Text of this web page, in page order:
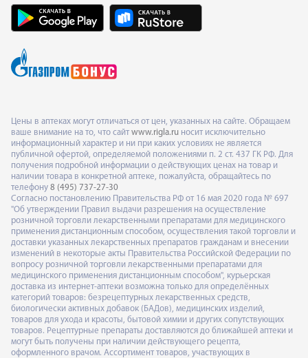
Цены в аптеках могут отличаться от цен, указанных на сайте. Обращаем
ваше внимание на то, что сайт www.rigla.ru носит исключительно
информационный характер и ни при каких условиях не является
публичной офертой, определяемой положениями п. 2 ст. 437 ГК РФ. Для
получения подробной информации о действующих ценах на товар и
наличии товара в конкретной аптеке, пожалуйста, обращайтесь по
телефону 8 (495) 737-27-30
Согласно постановлению Правительства РФ от 16 мая 2020 года № 697
"Об утверждении Правил выдачи разрешения на осуществление
розничной торговли лекарственными препаратами для медицинского
применения дистанционным способом, осуществления такой торговли и
доставки указанных лекарственных препаратов гражданам и внесении
изменений в некоторые акты Правительства Российской Федерации по
вопросу розничной торговли лекарственными препаратами для
медицинского применения дистанционным способом", курьерская
доставка из интернет-аптеки возможна только для определённых
категорий товаров: безрецептурных лекарственных средств,
биологически активных добавок (БАДов), медицинских изделий,
товаров для ухода и красоты, бытовой химии и других сопутствующих
товаров. Рецептурные препараты доставляются до ближайшей аптеки и
могут быть получены при наличии действующего рецепта,
оформленного врачом. Ассортимент товаров, участвующих в